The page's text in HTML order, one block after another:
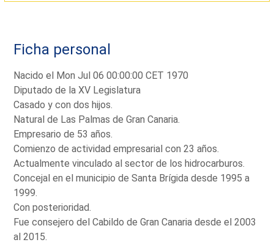
Ficha personal
Nacido el Mon Jul 06 00:00:00 CET 1970
Diputado de la XV Legislatura
Casado y con dos hijos.
Natural de Las Palmas de Gran Canaria.
Empresario de 53 años.
Comienzo de actividad empresarial con 23 años.
Actualmente vinculado al sector de los hidrocarburos.
Concejal en el municipio de Santa Brígida desde 1995 a
1999.
Con posterioridad.
Fue consejero del Cabildo de Gran Canaria desde el 2003
al 2015.